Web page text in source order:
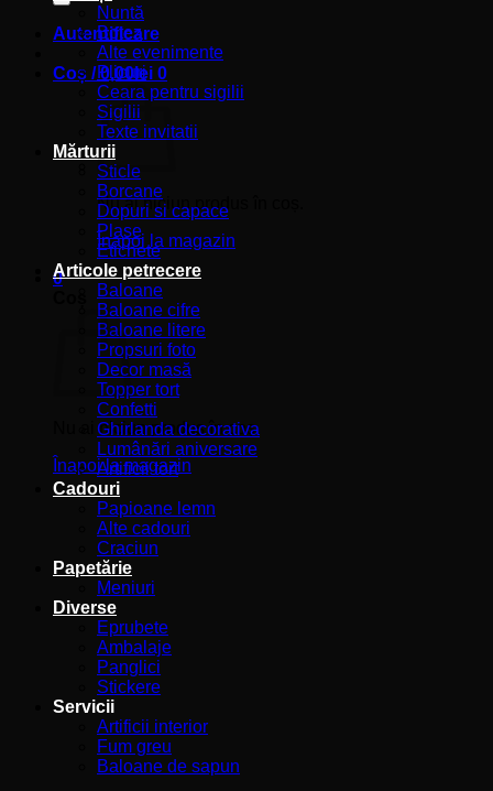
Autentificare
Coș /0,00lei 0
Nu ai niciun produs în coș.
Înapoi la magazin
0
Nu ai niciun produs în coș.
Înapoi la magazin
Nuntă
Botez
Alte evenimente
Plicuri
Ceara pentru sigilii
Sigilii
Texte invitatii
Mărturii
Sticle
Borcane
Dopuri si capace
Plase
Etichete
Articole petrecere
Baloane
Baloane cifre
Baloane litere
Propsuri foto
Decor masă
Topper tort
Confetti
Ghirlanda decorativa
Lumânări aniversare
Artificii tort
Cadouri
Papioane lemn
Alte cadouri
Craciun
Papetărie
Meniuri
Diverse
Eprubete
Ambalaje
Panglici
Stickere
Servicii
Artificii interior
Fum greu
Baloane de sapun